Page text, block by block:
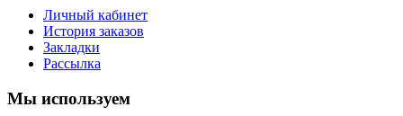
Личный кабинет
История заказов
Закладки
Рассылка
Мы используем